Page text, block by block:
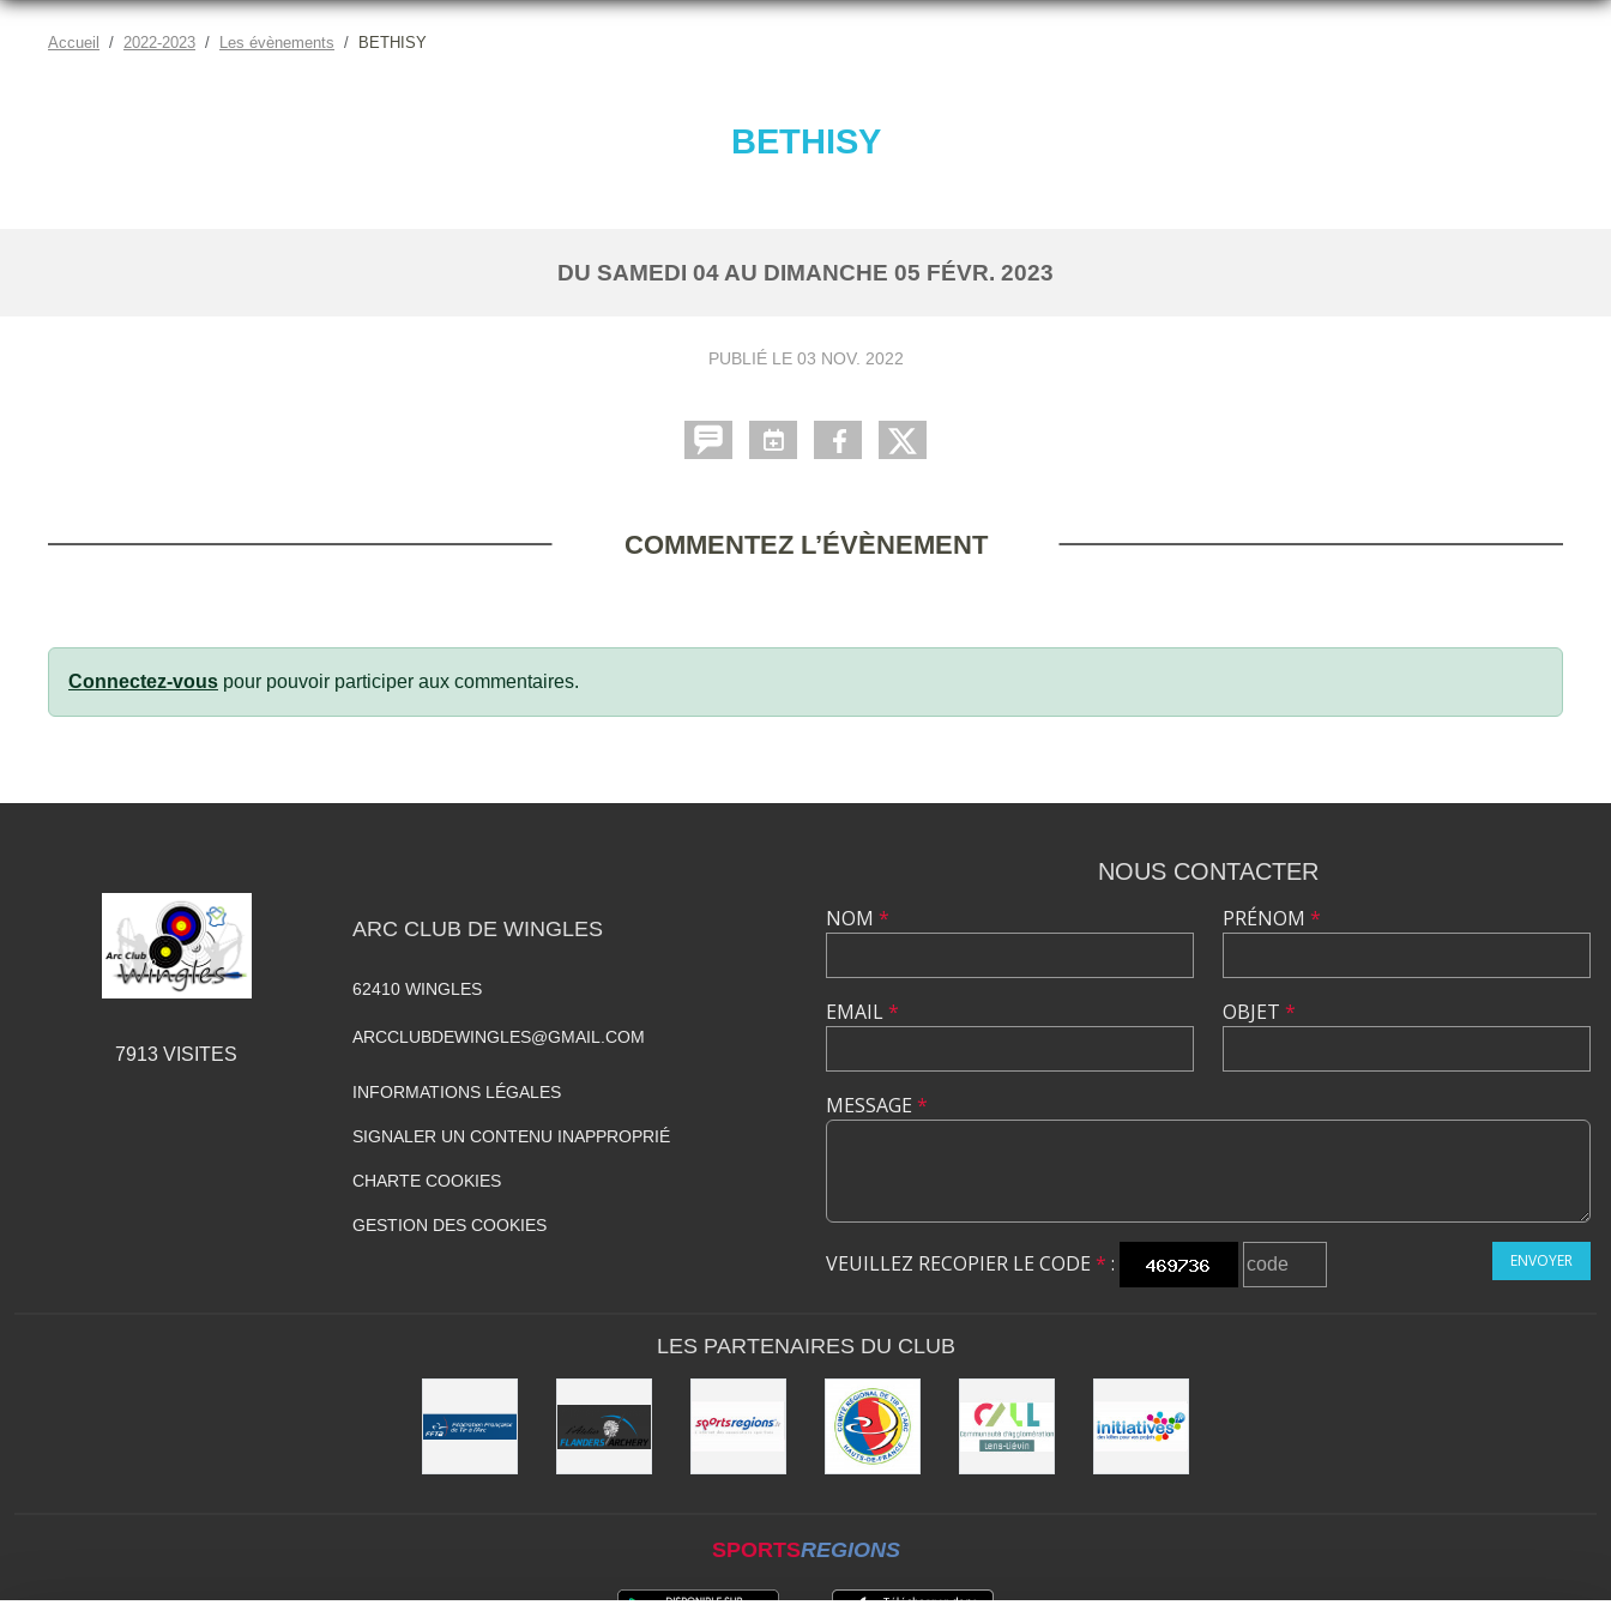
Accueil 2022-2023 Les évènements BETHISY
BETHISY
DU SAMEDI 04 AU DIMANCHE 05 FÉVR. 2023
PUBLIÉ LE 03 NOV. 2022
COMMENTEZ L’ÉVÈNEMENT
Connectez-vous pour pouvoir participer aux commentaires.
7913 VISITES
ARC CLUB DE WINGLES
62410 WINGLES
ARCCLUBDEWINGLES@GMAIL.COM
INFORMATIONS LÉGALES
SIGNALER UN CONTENU INAPPROPRIÉ
CHARTE COOKIES
GESTION DES COOKIES
NOUS CONTACTER
NOM *
EMAIL*
PRÉNOM *
OBJET *
MESSAGE *
VEUILLEZ RECOPIER LE CODE * : ENVOYER
LES PARTENAIRES DU CLUB
SPORTSREGIONS